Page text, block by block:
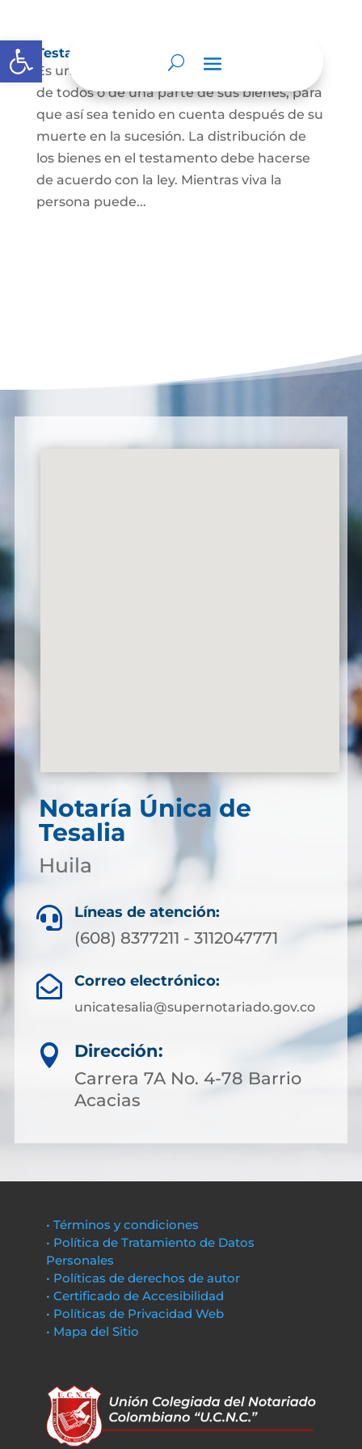
Abrir barra de herramientas
Testamento
Es un acto por el cual una persona dispone
de todos o de una parte de sus bienes, para
que así sea tenido en cuenta después de su
muerte en la sucesión. La distribución de
los bienes en el testamento debe hacerse
de acuerdo con la ley. Mientras viva la
persona puede...
Notaría Única de
Tesalia
Huila
 Líneas de atención:
(608) 8377211 - 3112047771
 Correo electrónico:
unicatesalia@supernotariado.gov.co

Dirección:
Carrera 7A No. 4-78 Barrio
Acacias
• Términos y condiciones
• Política de Tratamiento de Datos
Personales
• Políticas de derechos de autor
• Certificado de Accesibilidad
• Políticas de Privacidad Web
• Mapa del Sitio